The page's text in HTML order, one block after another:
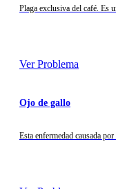
Plaga exclusiva del café. Es
Ver Problema
Ojo de gallo
Esta enfermedad causada